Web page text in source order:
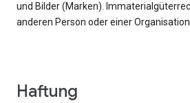
und Bilder (Marken).
anderen Person oder einer
Haftung